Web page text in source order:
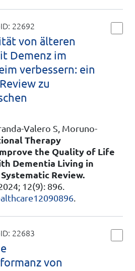
22692
von älteren
Demenz im
verbessern: ein
zu
Valero S, Moruno-
Therapy
the Quality of Life
Dementia Living in
Review.
12(9): 896.
.
22683
von